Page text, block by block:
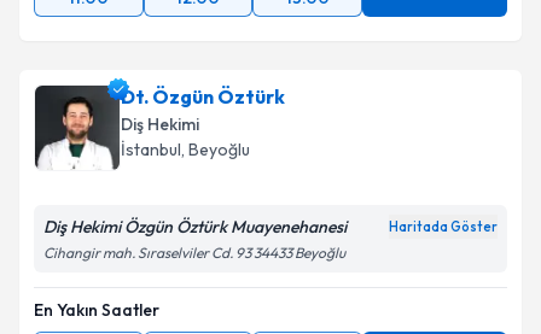
Dt. Özgün Öztürk
Diş Hekimi
İstanbul, Beyoğlu
Diş Hekimi Özgün Öztürk Muayenehanesi Haritada Göster
Cihangir mah. Sıraselviler Cd. 93 34433 Beyoğlu
En Yakın Saatler